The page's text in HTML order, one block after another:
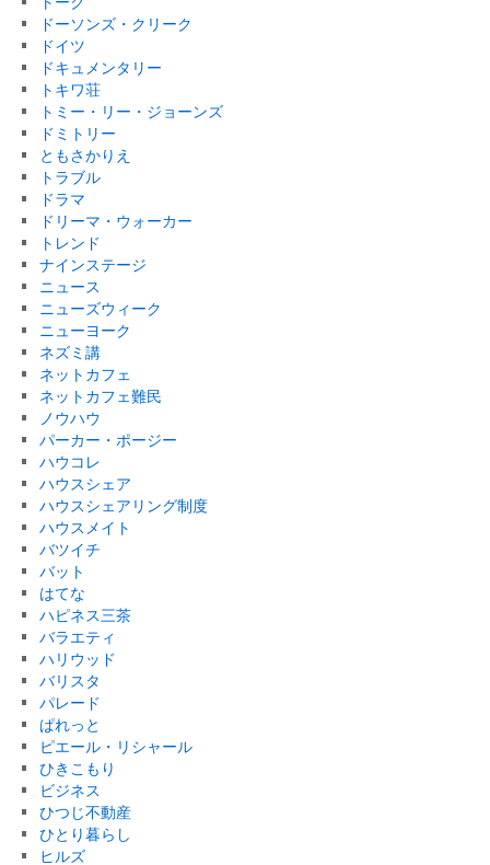
ドーソンズ・クリーク
ドイツ
ドキュメンタリー
トキワ荘
トミー・リー・ジョーンズ
ドミトリー
ともさかりえ
トラブル
ドラマ
ドリーマ・ウォーカー
トレンド
ナインステージ
ニュース
ニューズウィーク
ニューヨーク
ネズミ講
ネットカフェ
ネットカフェ難民
ノウハウ
パーカー・ポージー
ハウコレ
ハウスシェア
ハウスシェアリング制度
ハウスメイト
バツイチ
バット
はてな
ハピネス三茶
バラエティ
ハリウッド
バリスタ
パレード
ぱれっと
ピエール・リシャール
ひきこもり
ビジネス
ひつじ不動産
ひとり暮らし
ヒルズ